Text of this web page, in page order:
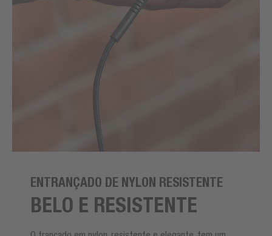
ENTRANÇADO DE NYLON RESISTENTE
BELO E RESISTENTE